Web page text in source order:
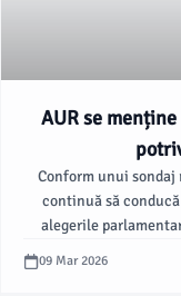
AUR se
Conform unui sondaj
continuă să
alegerile
Românilor a
09 Mar 2026